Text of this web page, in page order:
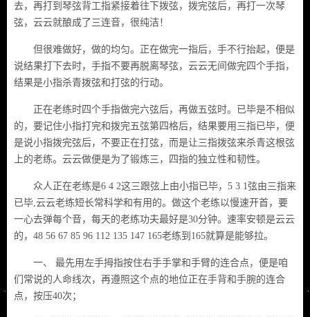
去，再打到琴弦背工指紧接着往下拨弦，拨完弦后，再打一次琴
弦，云云就酿成了三连音，很纯洁！
但很难做好，做的均匀。正在做完一指后，手不行抬起，便是
说结果打下去时，手指不要再脱离琴弦，云云无间做完四个手指，
结果是小指杀青拨弦和打弦的行动。
正在老练时四个手指做完六弦后，再做五弦时。已毕是不相似
的，要记住小指打完和拨完五弦第四格后，结果要用三指已毕，便
是说小指拨完弦后，不要正在打弦，而是让三指拨弦来杀青这根弦
上的老练。云云做便是为了锻炼三，四指的独立性和韧性。
众人正在老练是6 4 2这三跟弦上由小指已毕，5 3 1弦由三指来
已毕,云云老练短长常科学和有用的。做这个老练以慢速开首，要
一心去弹每个音，每天的老练功夫最好是30分钟。速率安顿是云云
的，48 56 67 85 96 112 135 147 165老练到165就算是能够拉。
一、 最先用左手拇指按住右手手掌和手臂的连合点，便是咱
们常说的人命线次，再遵照这个点的地位正在手背和手腕的连合
点，按压40次；